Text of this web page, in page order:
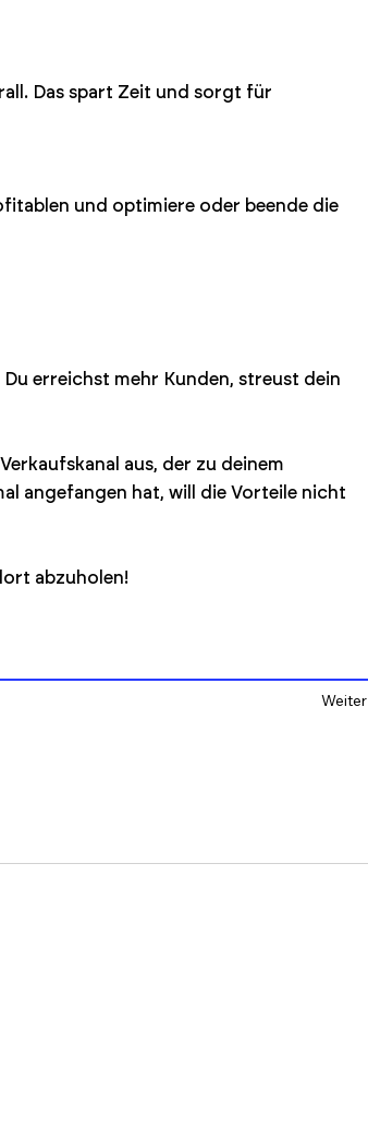
Das spart Zeit und sorgt für
und optimiere oder beende die
erreichst mehr Kunden, streust dein
aus, der zu deinem
angefangen hat, will die Vorteile nicht
abzuholen!
Weiter